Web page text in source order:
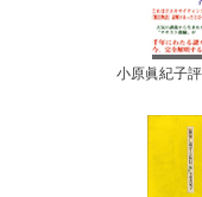
小原眞紀子